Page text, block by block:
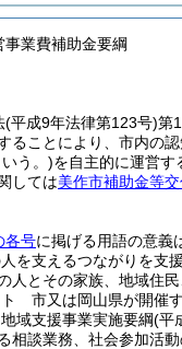
業費補助金要綱
(平成9年法律第123号)第
ることにより、市内の
う。)を自主的に運営す
しては美作市補助金等交
各号に掲げる用語の意義
を支えるつながりを支
人とその家族、地域住
市又は岡山県が開催
域支援事業実施要綱(平
相談業務、社会参加活